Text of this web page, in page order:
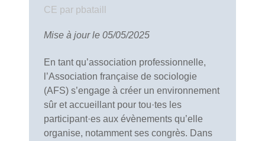
CE par pbataill
Mise à jour le 05/05/2025
En tant qu’association professionnelle,
l’Association française de sociologie
(AFS) s’engage à créer un environnement
sûr et accueillant pour tou·tes les
participant·es aux évènements qu’elle
organise, notamment ses congrès. Dans